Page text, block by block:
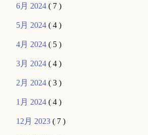
6月 2024( 7 )
5月 2024( 4 )
4月 2024( 5 )
3月 2024( 4 )
2月 2024( 3 )
1月 2024( 4 )
12月 2023( 7 )